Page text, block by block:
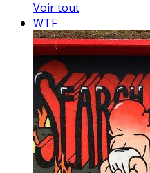
Voir tout
WTF